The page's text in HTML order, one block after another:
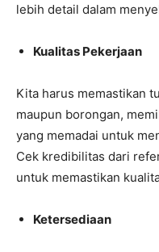
lebih detail dalam
Kualitas Pekerjaan
Kita harus memastikan
maupun borongan,
yang memadai untuk
Cek kredibilitas dari
untuk memastikan
Ketersediaan